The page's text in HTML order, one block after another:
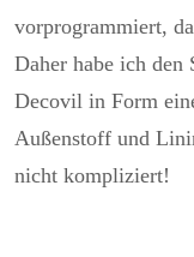
vorprogrammiert,
Daher habe ich
Decovil in Form
Außenstoff und
nicht kompliziert!